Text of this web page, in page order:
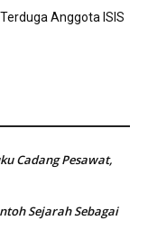
Anggota ISIS
Cadang Pesawat,
Sejarah Sebagai